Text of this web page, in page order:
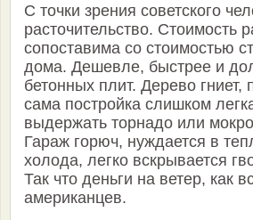
С точки зрения советского
расточительство. Стоимость
сопоставима со стоимостью
дома. Дешевле, быстрее и
бетонных плит. Дерево гниет,
сама постройка слишком
выдержать торнадо или
Гараж горюч, нуждается в
холода, легко вскрывается
Так что деньги на ветер, как
американцев.